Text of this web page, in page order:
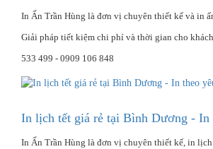
In Ấn Trần Hùng là đơn vị chuyên thiết kế và in
Giải pháp tiết kiệm chi phí và thời gian cho
533 499 - 0909 106 848
In lịch tết giá rẻ tại Bình Dương - In
In Ấn Trần Hùng là đơn vị chuyên thiết kế, in